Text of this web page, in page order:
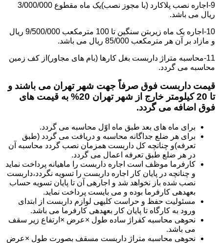
9-اجاره نصب پلاکارد (با مجوز نصب)یک ماه مقطوع 3/000/000
ریال می باشد.
10-اجاره یک ماه زیربتن سنگین تا 100 مترمکعب 9/500/000 ریال
و مازاد بر آن هر مترمکعب 85/000 ریال می باشد.
11-محاسبه متراژ داربست بغل کارها (بام های مجاور)از کف زمین
محاسبه می گردد.
قیمت داربست فوق صرفاً جهت شهر تهران می باشند و
تا 20 کیلومتر خارج از شهر تهران 20% به قیمت های
فوق اضافه می گردد.
برای ماه های بعد طبق ماه اوّل محاسبه می گردد.
برای هر ضلع جداگانه محاسبه و دریافت می گردد (طبق
تعرفه)و چنانچه کل داربست همزمان نصب گردد محاسبه آن
در هر ضلع طبق تعرفه اعمال می گردد.
کارفرما موظف است اجاره داربست را ماهیانه پرداخت نماید
و چنانچه در پایان کار اجاره داربست را تسویه نگردد،داربست
نصب شده باز نخواهد شد و اجاره­ی آن تا پایان تسویه حساب
بعهده­ی کارفرما بوده و می بایست پرداخت نماید.
مسئولیت حفظ و حراست کلیه­ی لوازم داربست از ابتدای
ورود به کارگاه تا پایان کار بعهده­ی کارفرما می باشد.
نحوه­ی محاسبه کفراژ ساده طول ×عرض ×ارتفاع زیر سقف
می باشد.
نحوه­ی محاسبه متراژ داربست مسقف بصورت طول ×عرض